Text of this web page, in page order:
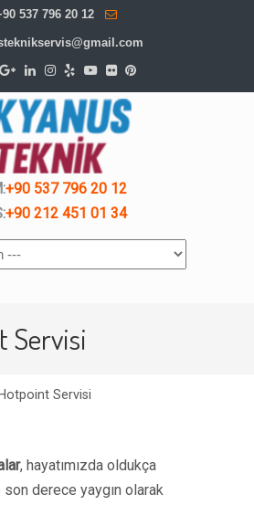
537 796 20 12
+90 537 796 20 12
+90 212 451 01 34
Servisi
Hotpoint Servisi
, hayatımızda oldukça
derece yaygın olarak